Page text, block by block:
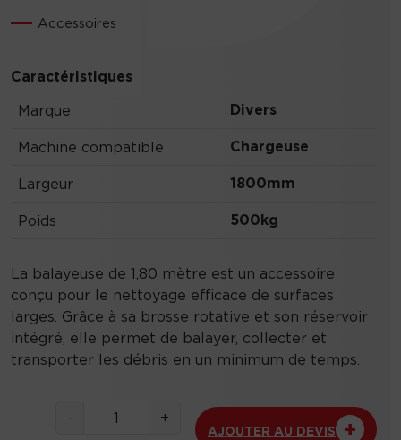
Accessoires
Caractéristiques
Marque Divers
Machine compatible Chargeuse
Largeur 1800mm
Poids 500kg
La balayeuse de 1,80 mètre est un accessoire
conçu pour le nettoyage efficace de surfaces
larges. Grâce à sa brosse rotative et son réservoir
intégré, elle permet de balayer, collecter et
transporter les débris en un minimum de temps.
- +
AJOUTER AU DEVIS